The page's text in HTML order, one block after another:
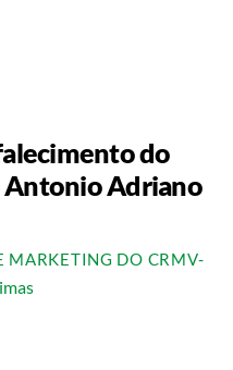
do
Adriano
MARKETING DO CRMV-